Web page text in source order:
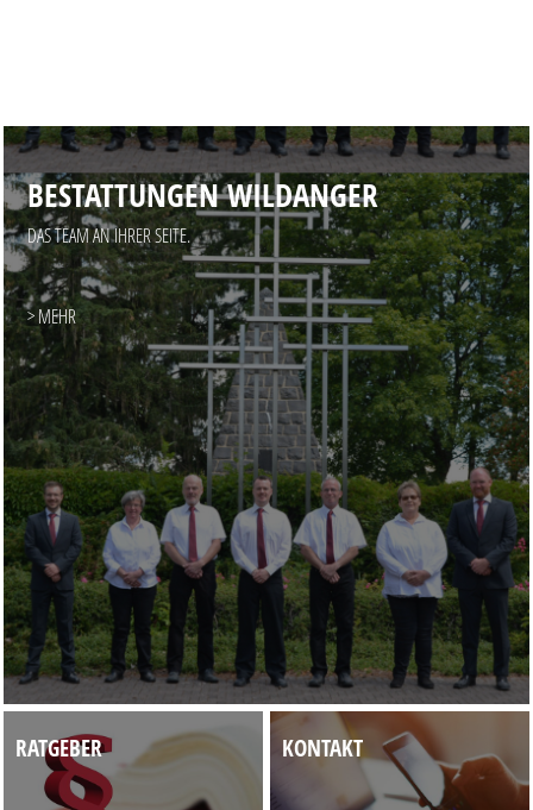
BESTATTUNGEN WILDANGER
DAS TEAM AN IHRER SEITE.
> MEHR
RATGEBER KONTAKT